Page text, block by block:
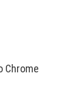
Chrome